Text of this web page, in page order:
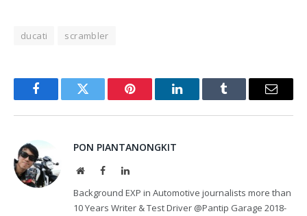
ducati scrambler
FacebookTwitter Pinterest LinkedInTumblr Email
PON PIANTANONGKIT
WebsiteFacebookLinkedIn
Background EXP in Automotive journalists more than
10 Years Writer & Test Driver @Pantip Garage 2018-